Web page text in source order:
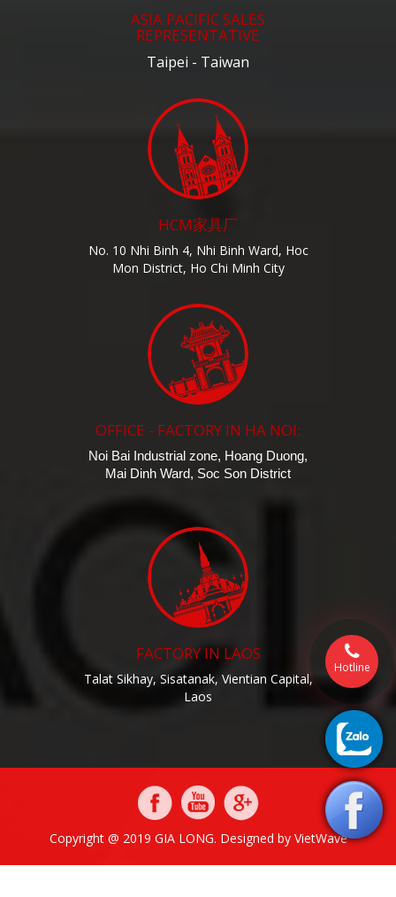
ASIA PACIFIC SALES
REPRESENTATIVE
Taipei - Taiwan
HCM家具厂
No. 10 Nhi Binh 4, Nhi Binh Ward, Hoc
Mon District, Ho Chi Minh City
OFFICE - FACTORY IN HA NOI:
Noi Bai Industrial zone, Hoang Duong,
Mai Dinh Ward, Soc Son District
FACTORY IN LAOS
Talat Sikhay, Sisatanak, Vientian Capital,
Laos
Copyright @ 2019 GIA LONG. Designed by VietWave
Hotline